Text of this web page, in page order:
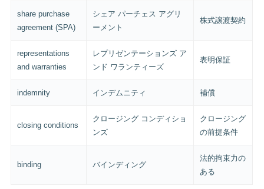
share purchase
agreement (SPA)
シェア パーチェス アグリ
ーメント
株式譲渡契約
representations
and warranties
レプリゼンテーションズ ア
ンド ワランティーズ
表明保証
indemnity インデムニティ 補償
closing conditions
クロージング コンディショ
ンズ
クロージング
の前提条件
binding バインディング
法的拘束力の
ある